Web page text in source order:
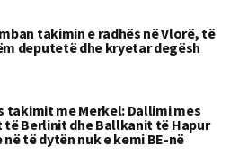
takimin e radhës në Vlorë, të
deputetë dhe kryetar degësh
takimit me Merkel: Dallimi mes
të Berlinit dhe Ballkanit të Hapur
në të dytën nuk e kemi BE-në